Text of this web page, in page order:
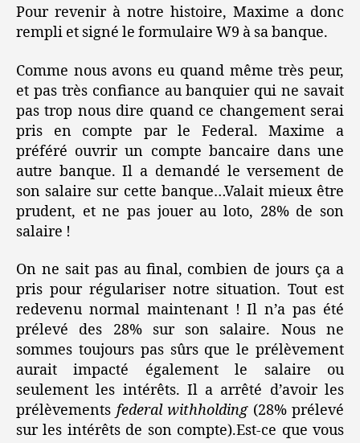
Pour revenir à notre histoire, Maxime a donc
rempli et signé le formulaire W9 à sa banque.
Comme nous avons eu quand même très peur,
et pas très confiance au banquier qui ne savait
pas trop nous dire quand ce changement serai
pris en compte par le Federal. Maxime a
préféré ouvrir un compte bancaire dans une
autre banque. Il a demandé le versement de
son salaire sur cette banque…Valait mieux être
prudent, et ne pas jouer au loto, 28% de son
salaire !
On ne sait pas au final, combien de jours ça a
pris pour régulariser notre situation. Tout est
redevenu normal maintenant ! Il n’a pas été
prélevé des 28% sur son salaire. Nous ne
sommes toujours pas sûrs que le prélèvement
aurait impacté également le salaire ou
seulement les intérêts. Il a arrêté d’avoir les
prélèvements federal withholding(28% prélevé
sur les intérêts de son compte).Est-ce que vous